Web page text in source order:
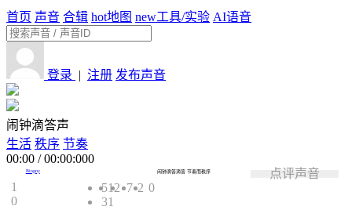
首页 声音 合辑 hot地图 new工具/实验 AI语音
登录 | 注册 发布声音
闹钟滴答声
生活 秩序 节奏
00:00 /00:00:000
1
0
Bingny
512 7 2 0
31
闹钟滴答滴答 节奏而秩序 点评声音